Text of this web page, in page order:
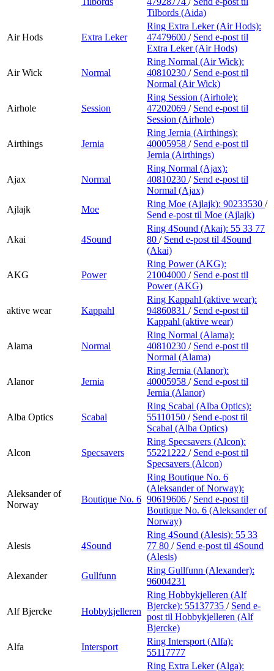
Tilbords (Aida)
Air Hods Extra Leker
Ring Extra Leker (Air Hods):
47479600 / Send e-post til
Extra Leker (Air Hods)
Air Wick Normal
Ring Normal (Air Wick):
40810230 / Send e-post til
Normal (Air Wick)
Airhole Session
Ring Session (Airhole):
47202069 / Send e-post til
Session (Airhole)
Airthings Jernia
Ring Jernia (Airthings):
40005958 / Send e-post til
Jernia (Airthings)
Ajax Normal
Ring Normal (Ajax):
40810230 / Send e-post til
Normal (Ajax)
Ajlajk
Moe
Ring Moe (Ajlajk): 90233530 /
Send e-post til Moe (Ajlajk)
Akai 4Sound
Ring 4Sound (Akai): 55 33 77
80 / Send e-post til 4Sound
(Akai)
AKG Power
Ring Power (AKG):
21004000 / Send e-post til
Power (AKG)
aktive wear Kappahl
Ring Kappahl (aktive wear):
94860831 / Send e-post til
Kappahl (aktive wear)
Alama Normal
Ring Normal (Alama):
40810230 / Send e-post til
Normal (Alama)
Alanor Jernia
Ring Jernia (Alanor):
40005958 / Send e-post til
Jernia (Alanor)
Alba Optics Scabal
Ring Scabal (Alba Optics):
55110150 / Send e-post til
Scabal (Alba Optics)
Alcon Specsavers
Ring Specsavers (Alcon):
55221222 / Send e-post til
Specsavers (Alcon)
Aleksander of
Norway
Boutique No. 6
Ring Boutique No. 6
(Aleksander of Norway):
90619606 / Send e-post til
Boutique No. 6 (Aleksander of
Norway)
Alesis 4Sound
Ring 4Sound (Alesis): 55 33
77 80 / Send e-post til 4Sound
(Alesis)
Alexander
Gullfunn
Ring Gullfunn (Alexander):
96004231
Alf Bjercke Hobbykjelleren
Ring Hobbykjelleren (Alf
Bjercke): 55137735 / Send e-
post til Hobbykjelleren (Alf
Bjercke)
Alfa
Intersport
Ring Intersport (Alfa):
55117777
Ring Extra Leker (Alga):